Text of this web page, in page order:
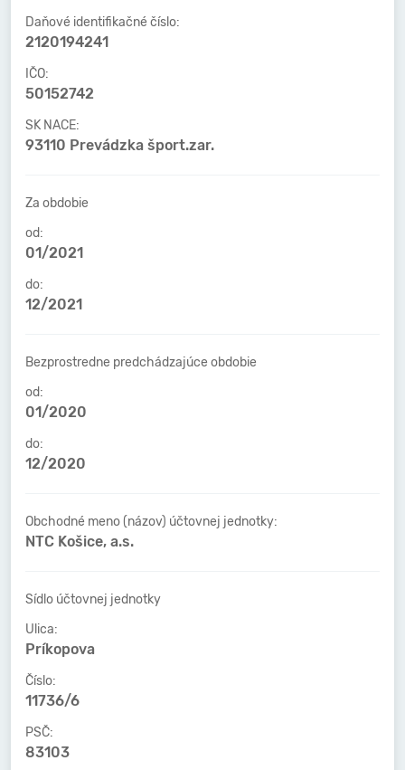
Daňové identifikačné číslo:
2120194241
IČO:
50152742
SK NACE:
93110 Prevádzka šport.zar.
Za obdobie
od:
01/2021
do:
12/2021
Bezprostredne predchádzajúce obdobie
od:
01/2020
do:
12/2020
Obchodné meno (názov) účtovnej jednotky:
NTC Košice, a.s.
Sídlo účtovnej jednotky
Ulica:
Príkopova
Číslo:
11736/6
PSČ:
83103